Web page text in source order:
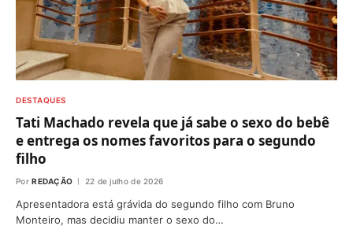
DESTAQUES
Tati Machado revela que já sabe o sexo do bebê
e entrega os nomes favoritos para o segundo
filho
Por REDAÇÃO 22 de julho de 2026
Apresentadora está grávida do segundo filho com Bruno
Monteiro, mas decidiu manter o sexo do…